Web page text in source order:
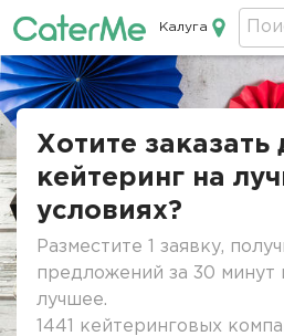
Кейтеринг
Калуга
Строка
Хотите заказать
кейтеринг на
условиях?
Разместите 1 заявку,
предложений за 30 минут
лучшее.
1441 кейтеринговых